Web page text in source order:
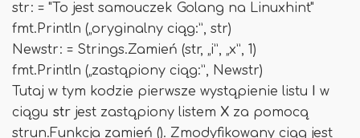
str: = "To jest samouczek Golang na Linuxhint"
fmt.Println („oryginalny ciąg:”, str)
Newstr: = Strings.Zamień (str, „i”, „x”, 1)
fmt.Println („zastąpiony ciąg:”, Newstr)
Tutaj w tym kodzie pierwsze wystąpienie listu I w
ciągu str jest zastąpiony listem X za pomocą
strun.Funkcja zamień (). Zmodyfikowany ciąg jest